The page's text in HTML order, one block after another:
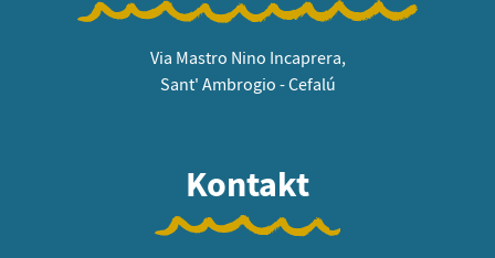
Via Mastro Nino Incaprera,
Sant' Ambrogio - Cefalú
Kontakt